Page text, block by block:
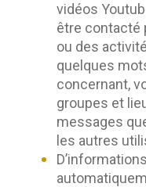
vidéos
être contacté
ou des
quelques
concernant,
groupes et
messages
les autres